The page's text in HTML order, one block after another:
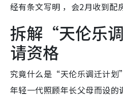
经有条文写明 ，会2月收到配
拆解“天伦乐
请资格
究竟什么是“天伦乐调迁计
年轻一代照顾年长父母而设的